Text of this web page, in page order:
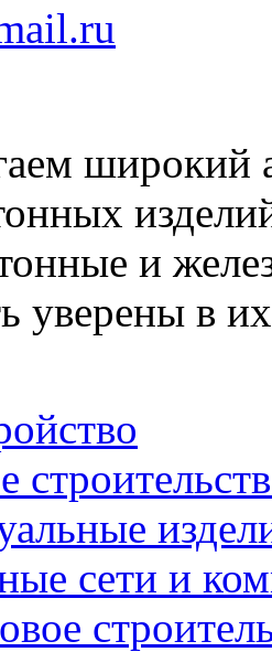
широкий
и
уверены в их
сети и